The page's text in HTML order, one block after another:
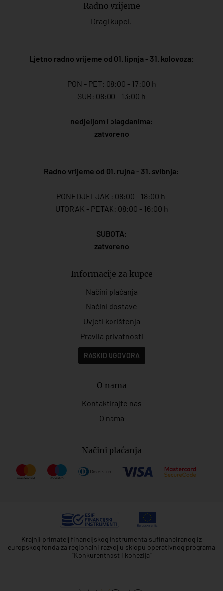
Radno vrijeme
Dragi kupci,
Ljetno radno vrijeme od 01. lipnja - 31. kolovoza:
PON - PET: 08:00 - 17:00 h
SUB: 08:00 - 13:00 h
nedjeljom i blagdanima:
zatvoreno
Radno vrijeme od 01. rujna - 31. svibnja:
PONEDJELJAK : 08:00 - 18:00 h
UTORAK - PETAK: 08:00 - 16:00 h
SUBOTA:
zatvoreno
Informacije za kupce
Načini plaćanja
Načini dostave
Uvjeti korištenja
Pravila privatnosti
RASKID UGOVORA
O nama
Kontaktirajte nas
O nama
Načini plaćanja
Krajnji primatelj financijskog instrumenta sufinanciranog iz
europskog fonda za regionalni razvoj u sklopu operativnog programa
"Konkurentnost i kohezija"